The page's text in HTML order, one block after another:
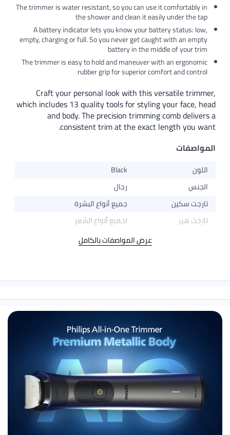
The trimmer is water resistant, so you can
the shower and clean it
A battery indicator lets you know your
empty, charging or full. So you never get
battery in the
The trimmer is easy to hold and maneuver
rubber grip for superior
Craft your personal look with this
which includes 13 quality tools for
and body. The precision
consistent trim at the
Black
رجال
جميع أنواع البشرة
لجميع أنواع الشعر
عرض المواصفات بالكامل